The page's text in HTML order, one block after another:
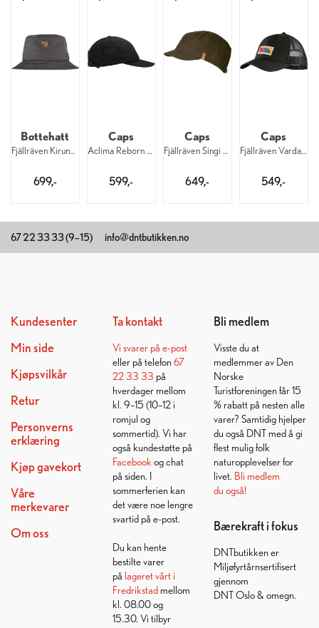
Bøttehatt
Fjällräven Kiruna Hat 030
699,-
Caps
Aclima Reborn Caps 276
599,-
Caps
Fjällräven Singi Trekking Cap 633
649,-
Caps
Fjällräven Vardag Långtradarkeps 550
549,-
67 22 33 33 (9–15) info@dntbutikken.no
Kundesenter
Min side
Kjøpsvilkår
Retur
Personverns
erklæring
Kjøp gavekort
Våre
merkevarer
Om oss
Ta kontakt
Vi svarer på e-post
eller på telefon 67
22 33 33 på
hverdager mellom
kl. 9–15 (10–12 i
romjul og
sommertid). Vi har
også kundestøtte på
Facebook og chat
på siden. I
sommerferien kan
det være noe lengre
svartid på e-post.
Du kan hente
bestilte varer
på lageret vårt i
Fredrikstadmellom
kl. 08.00 og
15.30. Vi tilbyr
Bli medlem
Visste du at
medlemmer av Den
Norske
Turistforeningen får 15
% rabatt på nesten alle
varer? Samtidig hjelper
du også DNT med å gi
flest mulig folk
naturopplevelser for
livet. Bli medlem
du også!
Bærekraft i fokus
DNTbutikken er
Miljøfyrtårnsertifisert
gjennom
DNT Oslo & omegn.